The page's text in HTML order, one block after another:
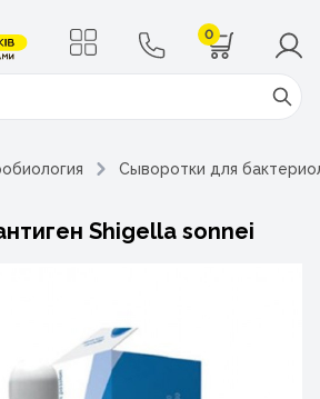
0
Сыворотки для
Shigella sonnei